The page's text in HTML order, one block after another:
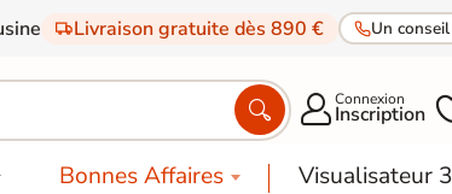
Livraison gratuite dès 890 € Un conseil
 Connexion
Inscription
Bonnes Affaires Visualisateur